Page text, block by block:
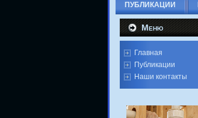
ПУБЛИКАЦИИ
Меню
Главная
Публикации
Наши контакты